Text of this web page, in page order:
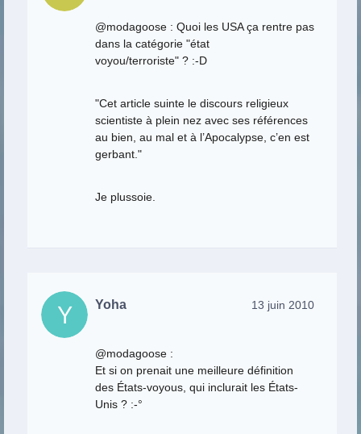
@modagoose : Quoi les USA ça rentre pas
dans la catégorie "état
voyou/terroriste" ? :-D
"Cet article suinte le discours religieux
scientiste à plein nez avec ses références
au bien, au mal et à l’Apocalypse, c’en est
gerbant."
Je plussoie.
Yoha 13 juin 2010
@modagoose :
Et si on prenait une meilleure définition
des États-voyous, qui inclurait les États-
Unis ? :-°